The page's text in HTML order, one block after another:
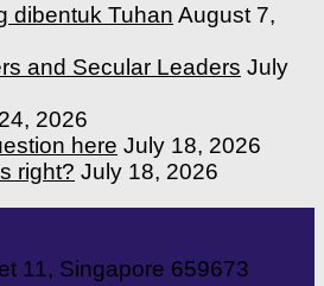
dibentuk Tuhan August 7,
and Secular Leaders July
2026
here July 18, 2026
right? July 18, 2026
11, Singapore 659673